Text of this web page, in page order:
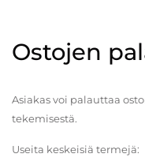
Ostojen
Asiakas voi palauttaa
tekemisestä.
Useita keskeisiä termejä: